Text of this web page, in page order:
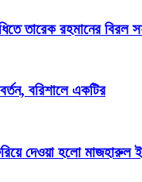
তারেক রহমানের বিরল
বরিশালে একটির
দেওয়া হলো মাজহারুল